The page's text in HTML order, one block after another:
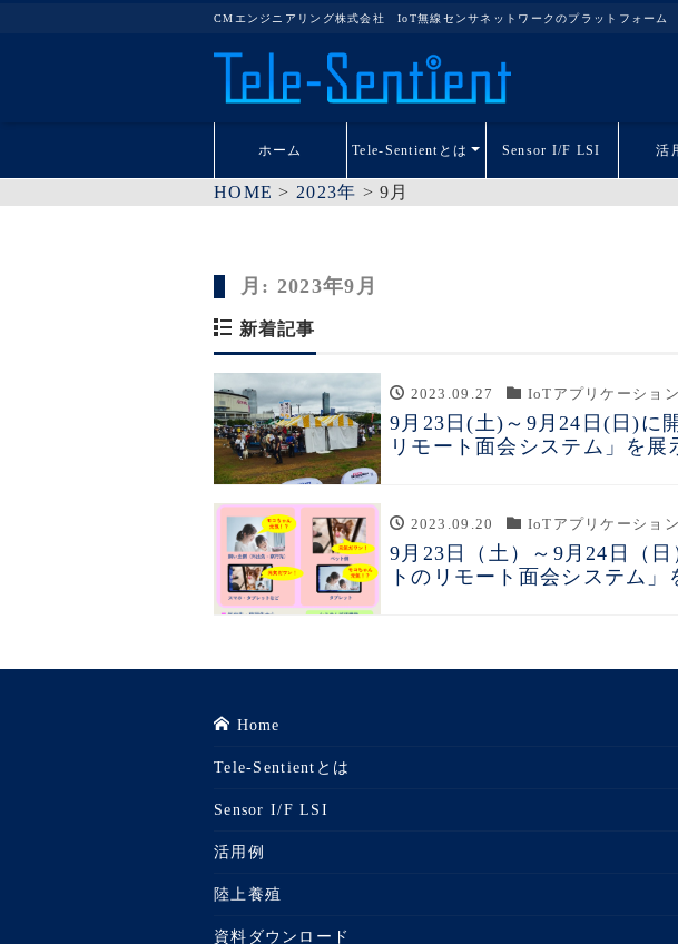
CMエンジニアリング株式会社 IoT無線センサネットワークのプラットフォーム
ホーム Tele-Sentientとは Sensor I/F LSI 活
HOME > 2023年 >9月
月: 2023年9月
新着記事
2023.09.27 IoTアプリケーション
9月23日(土)～9月24日(日)に
リモート面会システム」を展
2023.09.20 IoTアプリケーション
9月23日（土）～9月24日（
トのリモート面会システム」
Home
Tele-Sentientとは
Sensor I/F LSI
活用例
陸上養殖
資料ダウンロード